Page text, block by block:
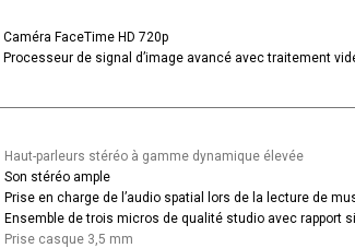
Caméra FaceTime HD 720p
Processeur de signal d’image avancé avec traitement
Haut-parleurs stéréo à gamme dynamique élevée
Son stéréo ample
Prise en charge de l’audio spatial lors de la lecture de
Ensemble de trois micros de qualité studio avec rapport
Prise casque 3,5 mm